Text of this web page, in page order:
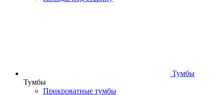
Тумбы
Тумбы
Прикроватные тумбы